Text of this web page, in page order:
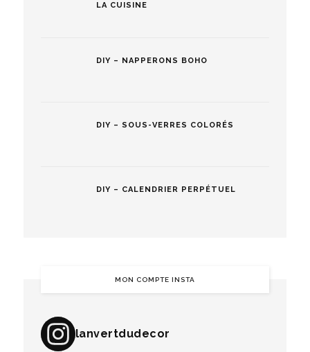
LA CUISINE
DIY – NAPPERONS BOHO
DIY – SOUS-VERRES COLORÉS
DIY – CALENDRIER PERPÉTUEL
MON COMPTE INSTA
lanvertdudecor